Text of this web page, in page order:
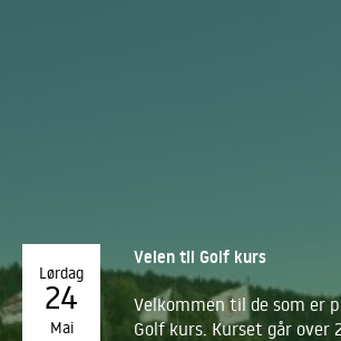
Veien til Golf kurs
Velkommen til de som er
Golf kurs. Kurset går over
Lørdag
24
Mai